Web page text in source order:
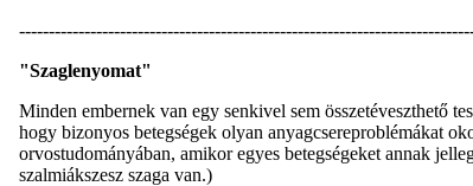
"Szaglenyomat"
Minden embernek van egy senkivel sem összetéveszthető
hogy bizonyos betegségek olyan anyagcsereproblémákat
orvostudományában, amikor egyes betegségeket annak
szalmiákszesz szaga van.)